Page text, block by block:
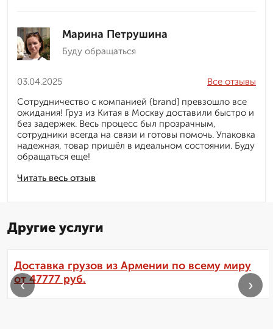
Марина Петрушина
Буду обращаться
03.04.2025
Читать весь отзыв
Все отзывы
Сотрудничество с компанией {brand] превзошло все
ожидания! Груз из Китая в Москву доставили быстро и
без задержек. Весь процесс был прозрачным,
сотрудники всегда на связи и готовы помочь. Упаковка
надежная, товар пришёл в идеальном состоянии. Буду
обращаться еще!
Другие услуги
Доставка грузов из Армении по всему миру
от 47777 руб.
‹ ›